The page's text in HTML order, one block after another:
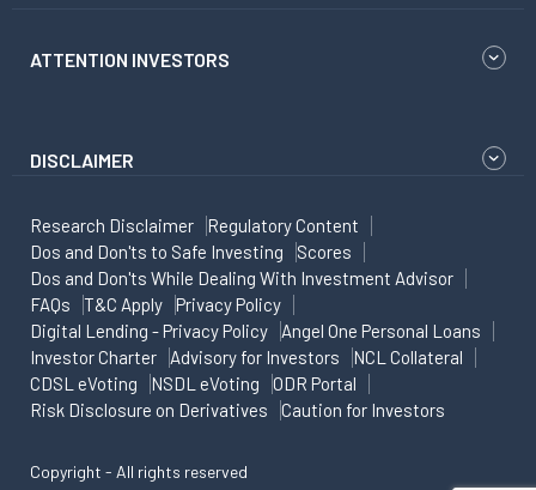
ATTENTION INVESTORS
DISCLAIMER
Research Disclaimer
Regulatory Content
Dos and Don'ts to Safe Investing
Scores
Dos and Don'ts While Dealing With Investment Advisor
FAQs
T&C Apply
Privacy Policy
Digital Lending - Privacy Policy
Angel One Personal Loans
Investor Charter
Advisory for Investors
NCL Collateral
CDSL eVoting
NSDL eVoting
ODR Portal
Risk Disclosure on Derivatives
Caution for Investors
Copyright - All rights reserved